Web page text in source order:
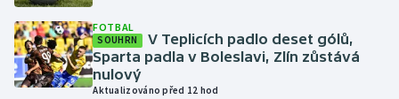
Motorsport
Olympijské hry
FOTBAL
SOUHRN
V Teplicích padlo deset gólů,
Sparta padla v Boleslavi, Zlín zůstává
nulový
Aktualizováno před 12 hod